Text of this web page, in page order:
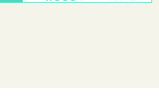
！ 東京で雪が積もった次の日が撮